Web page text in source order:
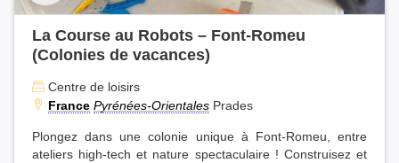
La Course au Robots – Font-Romeu
(Colonies de vacances)
Centre de loisirs
France Pyrénées-Orientales Prades
Plongez dans une colonie unique à Font-Romeu, entre
ateliers high-tech et nature spectaculaire ! Construisez et